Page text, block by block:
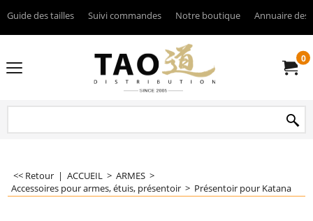
Guide des tailles Suivi commandes Notre boutique Annuaire des
0
<< Retour | ACCUEIL > ARMES >
Accessoires pour armes, étuis, présentoir > Présentoir pour Katana